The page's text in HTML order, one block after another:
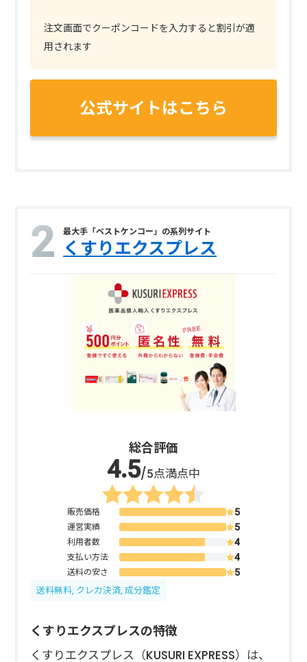
注文画面でクーポンコードを入力すると割引が適
用されます
公式サイトはこちら
最大手「ベストケンコー」の系列サイト
くすりエクスプレス
総合評価
/5点満点中
販売価格
運営実績
利用者数
支払い方法
送料の安さ
送料無料, クレカ決済, 成分鑑定
くすりエクスプレスの特徴
くすりエクスプレス（KUSURI EXPRESS）は、